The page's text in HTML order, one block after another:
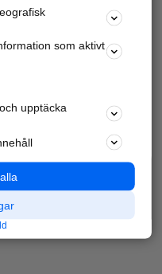
som aktivt
upptäcka